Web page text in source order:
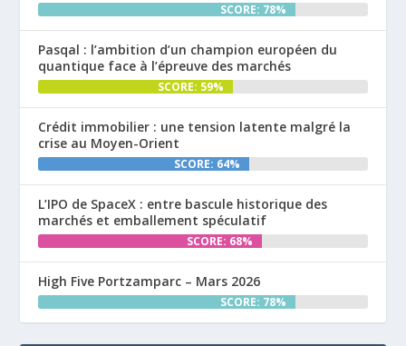
SCORE: 78%
Pasqal : l’ambition d’un champion européen du
quantique face à l’épreuve des marchés
SCORE: 59%
Crédit immobilier : une tension latente malgré la
crise au Moyen-Orient
SCORE: 64%
L’IPO de SpaceX : entre bascule historique des
marchés et emballement spéculatif
SCORE: 68%
High Five Portzamparc – Mars 2026
SCORE: 78%